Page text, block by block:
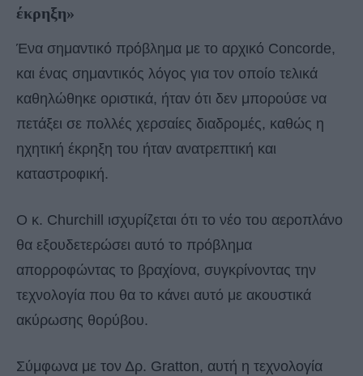
έκρηξη»
Ένα σημαντικό πρόβλημα με το αρχικό Concorde,
και ένας σημαντικός λόγος για τον οποίο τελικά
καθηλώθηκε οριστικά, ήταν ότι δεν μπορούσε να
πετάξει σε πολλές χερσαίες διαδρομές, καθώς η
ηχητική έκρηξη του ήταν ανατρεπτική και
καταστροφική.
Ο κ. Churchill ισχυρίζεται ότι το νέο του αεροπλάνο
θα εξουδετερώσει αυτό το πρόβλημα
απορροφώντας το βραχίονα, συγκρίνοντας την
τεχνολογία που θα το κάνει αυτό με ακουστικά
ακύρωσης θορύβου.
Σύμφωνα με τον Δρ. Gratton, αυτή η τεχνολογία